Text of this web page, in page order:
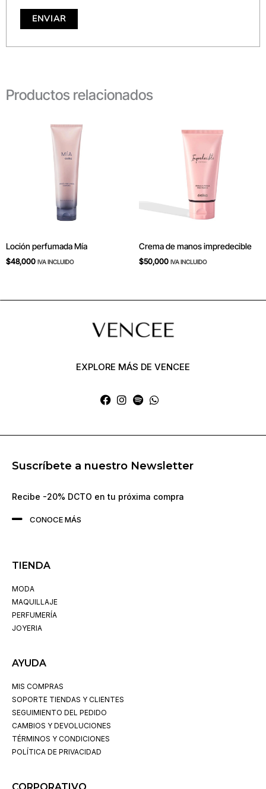
Productos relacionados
Loción perfumada Mía
$48,000 IVA INCLUIDO
Crema de manos impredecible
$50,000 IVA INCLUIDO
EXPLORE MÁS DE VENCEE
Suscríbete a nuestro Newsletter
Recibe -20% DCTO en tu próxima compra
CONOCE MÁS
TIENDA
MODA
MAQUILLAJE
PERFUMERÍA
JOYERIA
AYUDA
MIS COMPRAS
SOPORTE TIENDAS Y CLIENTES
SEGUIMIENTO DEL PEDIDO
CAMBIOS Y DEVOLUCIONES
TÉRMINOS Y CONDICIONES
POLÍTICA DE PRIVACIDAD